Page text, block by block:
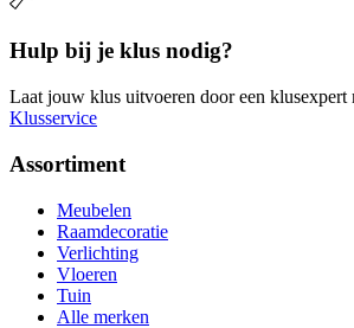
Hulp bij je klus nodig?
Laat jouw klus uitvoeren door een klusexpert
Klusservice
Assortiment
Meubelen
Raamdecoratie
Verlichting
Vloeren
Tuin
Alle merken